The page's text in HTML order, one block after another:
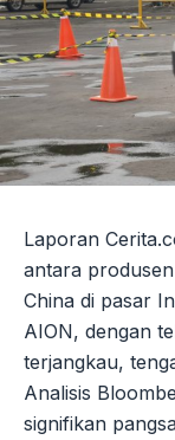
Laporan
antara
China di pasar
AION, dengan
terjangkau,
Analisis
signifikan